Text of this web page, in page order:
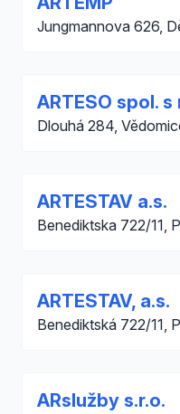
Jungmannova 626,
ARTESO spol. s
Dlouhá 284,
ARTESTAV a.s.
Benediktska 722/11,
ARTESTAV, a.s.
Benediktská 722/11,
ARslužby s.r.o.